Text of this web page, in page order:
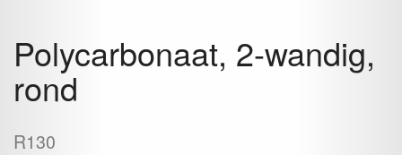
Polycarbonaat, 2-wandig,
rond
R130